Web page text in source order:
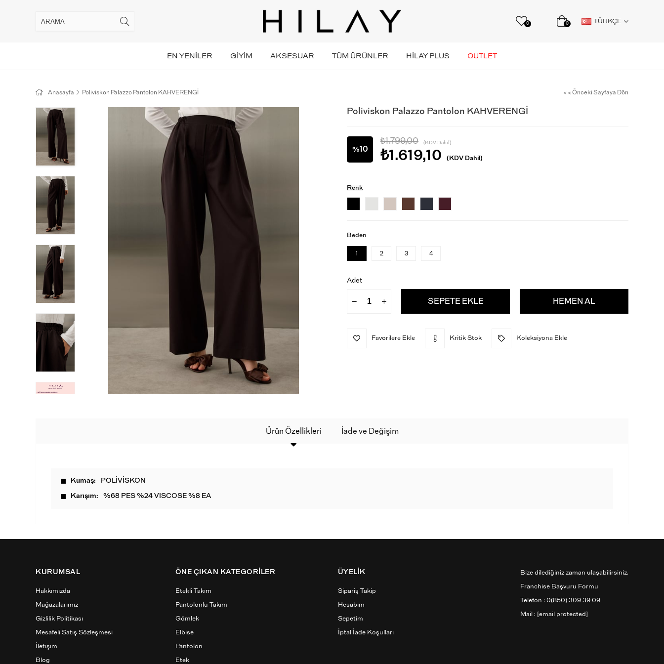
0 0 TÜRKÇE
EN YENİLER GİYİM AKSESUAR TÜM ÜRÜNLER HİLAY PLUS OUTLET
Anasayfa Poliviskon Palazzo Pantolon KAHVERENGİ < < Önceki Sayfaya Dön
Poliviskon Palazzo Pantolon KAHVERENGİ
%10
₺1.799,00 (KDV Dahil)
₺1.619,10 (KDV Dahil)
Renk
Beden
1 2 3 4
Adet
Favorilere Ekle Kritik Stok Koleksiyona Ekle
Ürün Özellikleri İade ve Değişim
Kumaş POLİVİSKON
Karışım %68 PES %24 VISCOSE %8 EA
KURUMSAL
Hakkımızda
Mağazalarımız
Gizlilik Politikası
Mesafeli Satış Sözleşmesi
İletişim
Blog
ÖNE ÇIKAN KATEGORİLER
Etekli Takım
Pantolonlu Takım
Gömlek
Elbise
Pantolon
Etek
ÜYELİK
Sipariş Takip
Hesabım
Sepetim
İptal İade Koşulları
Bize dilediğiniz zaman ulaşabilirsiniz.
Franchise Başvuru Formu
Telefon : 0(850) 309 39 09
Mail : [email protected]